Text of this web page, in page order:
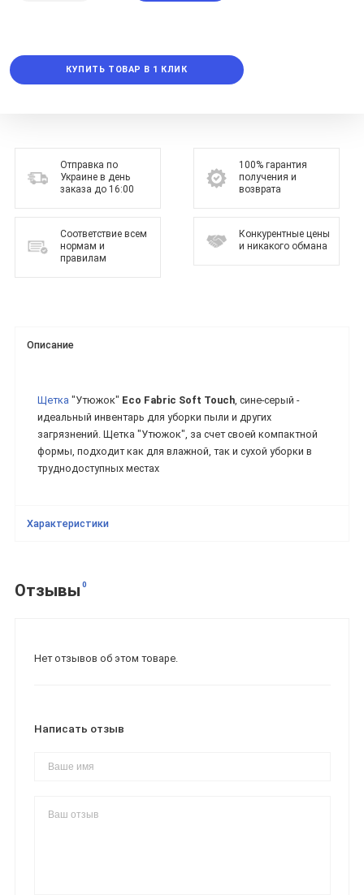
КУПИТЬ ТОВАР В 1 КЛИК
Отправка по
Украине в день
заказа до 16:00
Соответствие всем
нормам и
правилам
100% гарантия
получения и
возврата
Конкурентные цены
и никакого обмана
Описание
Щетка "Утюжок" Eco Fabric Soft Touch, сине-серый -
идеальный инвентарь для уборки пыли и других
загрязнений. Щетка "Утюжок", за счет своей компактной
формы, подходит как для влажной, так и сухой уборки в
труднодоступных местах
Характеристики
Отзывы 0
Нет отзывов об этом товаре.
Написать отзыв